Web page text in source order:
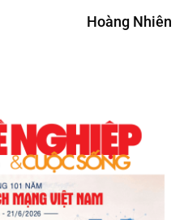
Hoàng Nhiên